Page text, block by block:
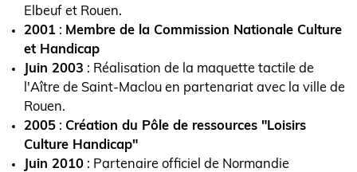
Elbeuf et Rouen.
2001 : Membre de la Commission Nationale Culture
et Handicap
Juin 2003 : Réalisation de la maquette tactile de
l'Aître de Saint-Maclou en partenariat avec la ville de
Rouen.
2005 : Création du Pôle de ressources "Loisirs
Culture Handicap"
Juin 2010 : Partenaire officiel de Normandie